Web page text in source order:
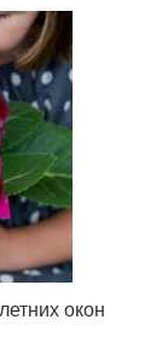
окон